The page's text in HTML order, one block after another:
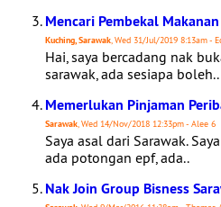
Mencari Pembekal
Kuching, Sarawak, Wed 31/Jul/2019 8:13am -
Hai, saya bercadang nak
sarawak, ada sesiapa boleh..
Memerlukan Pinjaman
Sarawak, Wed 14/Nov/2018 12:33pm - Alee 6
Saya asal dari Sarawak.
ada potongan epf, ada..
Nak Join Group Bisness